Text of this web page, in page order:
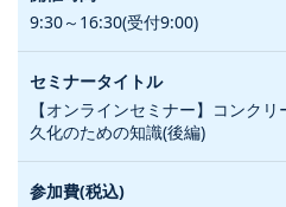
9:30～16:30(受付9:00)
【オンラインセミナー】コンク
久化のための知識(後編)